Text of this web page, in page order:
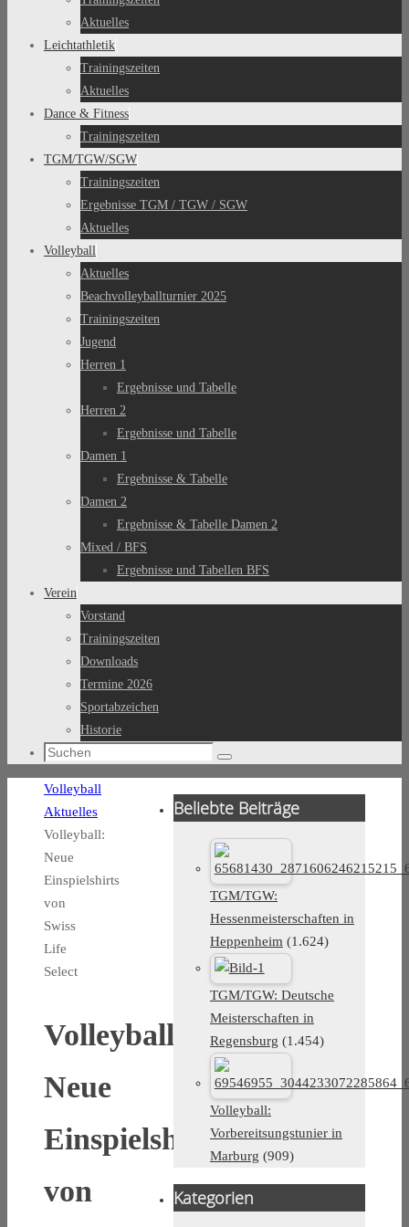
Aktuelles
Leichtathletik
Trainingszeiten
Aktuelles
Dance & Fitness
Trainingszeiten
TGM/TGW/SGW
Trainingszeiten
Ergebnisse TGM / TGW / SGW
Aktuelles
Volleyball
Aktuelles
Beachvolleyballturnier 2025
Trainingszeiten
Jugend
Herren 1
Ergebnisse und Tabelle
Herren 2
Ergebnisse und Tabelle
Damen 1
Ergebnisse & Tabelle
Damen 2
Ergebnisse & Tabelle Damen 2
Mixed / BFS
Ergebnisse und Tabellen BFS
Verein
Vorstand
Trainingszeiten
Downloads
Termine 2026
Sportabzeichen
Historie
Suchen
Suchen
Start
Volleyball
Aktuelles
Volleyball:
Neue
Einspielshirts
von
Swiss
Life
Select
Volleyball:
Neue
Einspielshirts
von
Beliebte Beiträge
TGM/TGW:
Hessenmeisterschaften in
Heppenheim (1.624)
TGM/TGW: Deutsche
Meisterschaften in
Regensburg (1.454)
Volleyball:
Vorbereitsungstunier in
Marburg (909)
Kategorien